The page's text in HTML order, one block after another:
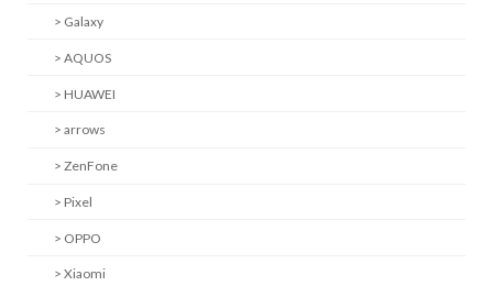
> Galaxy
> AQUOS
> HUAWEI
> arrows
> ZenFone
> Pixel
> OPPO
> Xiaomi